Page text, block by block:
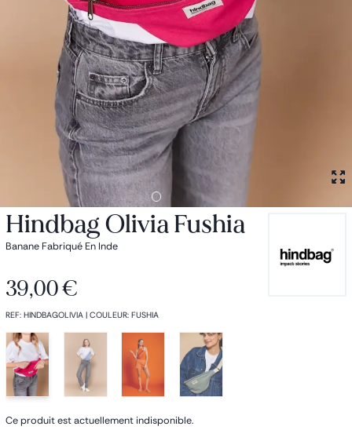
Porte monnaie
Accessoires
Sac de voyage
Nos conseils
Nos Marques
Nos chaussettes
Collection : Les sacs de cours
Hindbag Olivia Fushia
Banane Fabriqué En Inde
39,00 €
REF: HINDBAGOLIVIA | COULEUR: FUSHIA
Ce produit est actuellement indisponible.